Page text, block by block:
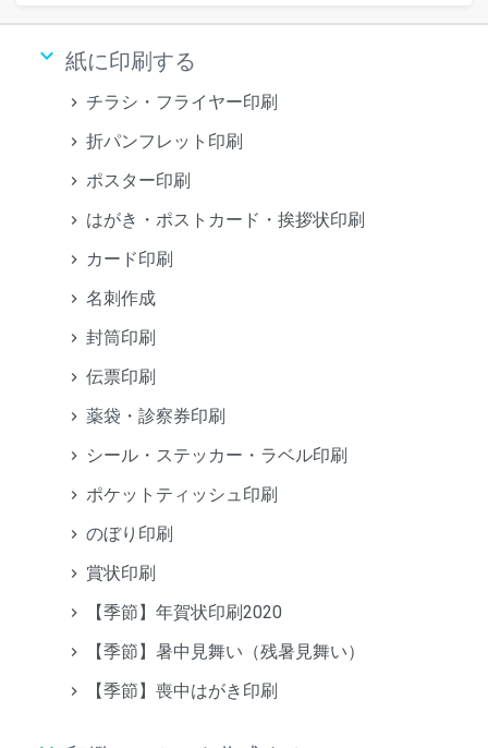
keyboard_arrow_down 紙に印刷する
チラシ・フライヤー印刷
折パンフレット印刷
ポスター印刷
はがき・ポストカード・挨拶状印刷
カード印刷
名刺作成
封筒印刷
伝票印刷
薬袋・診察券印刷
シール・ステッカー・ラベル印刷
ポケットティッシュ印刷
のぼり印刷
賞状印刷
【季節】年賀状印刷2020
【季節】暑中見舞い（残暑見舞い）
【季節】喪中はがき印刷